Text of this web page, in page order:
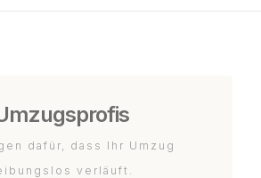
dafür, dass Ihr Umzug
verläuft.